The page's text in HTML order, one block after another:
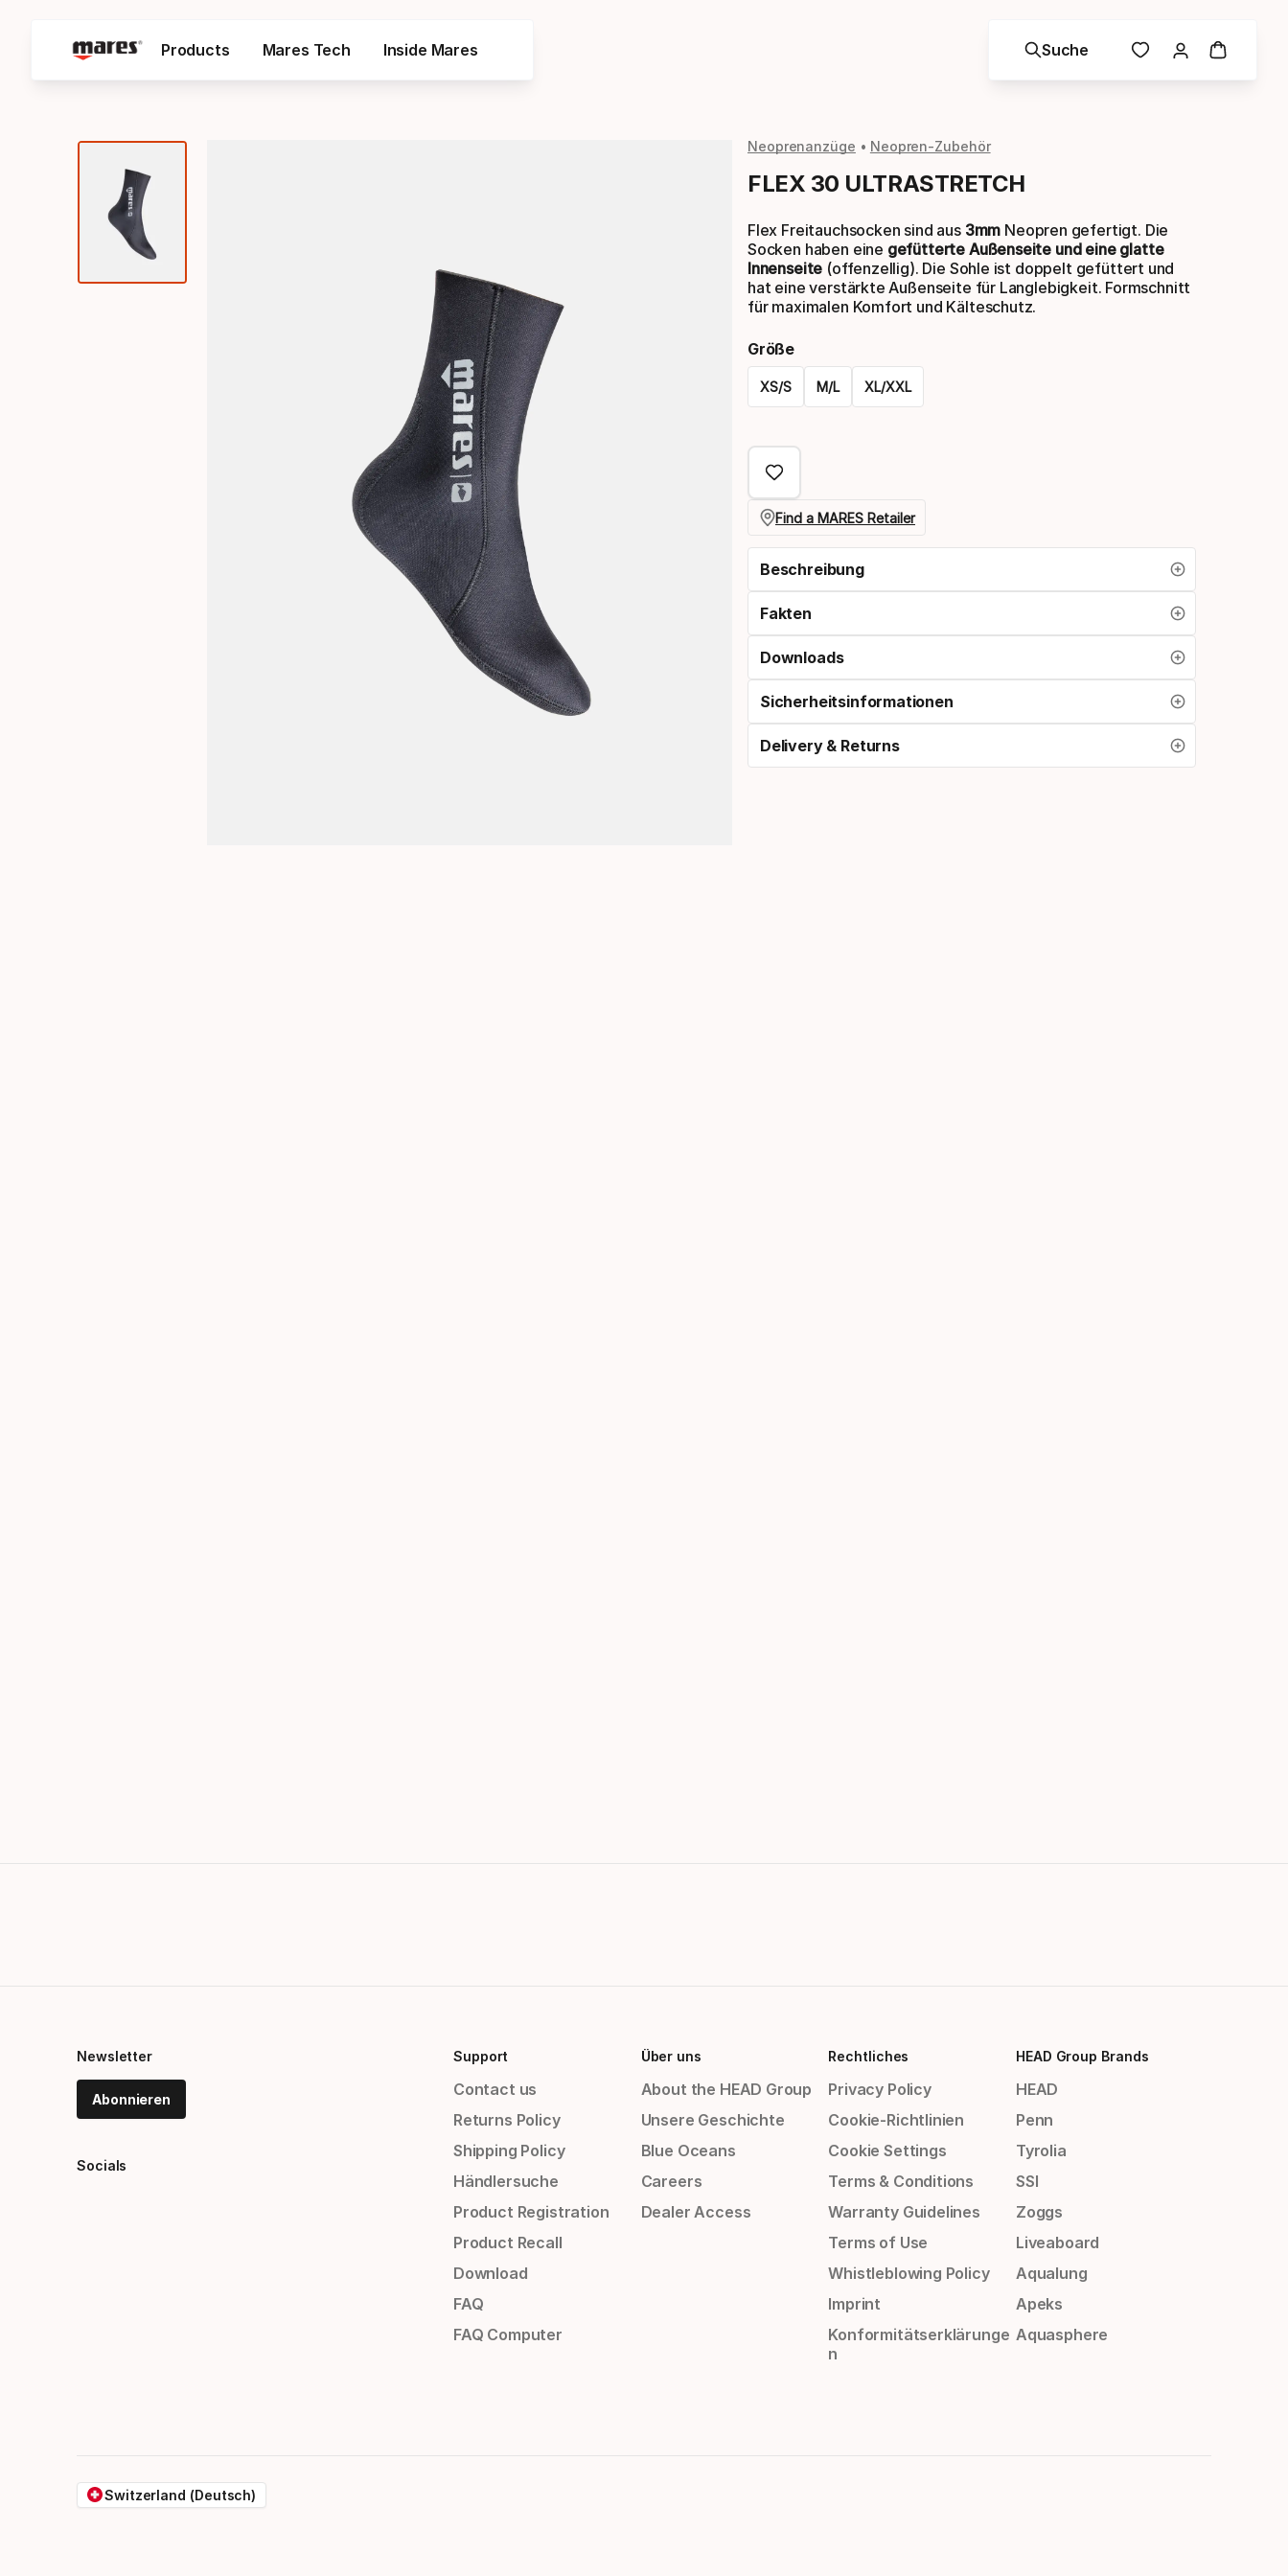
Products Mares Tech Inside Mares Suche
Neoprenanzüge Neopren-Zubehör
FLEX 30 ULTRASTRETCH
Flex Freitauchsocken sind aus 3mm Neopren gefertigt. Die
Socken haben eine gefütterte Außenseite und eine glatte
Innenseite (offenzellig). Die Sohle ist doppelt gefüttert und
hat eine verstärkte Außenseite für Langlebigkeit. Formschnitt
für maximalen Komfort und Kälteschutz.
Größe
XS/S M/L XL/XXL
select
option:
größe
Find a MARES Retailer
Beschreibung
Fakten
Downloads
Sicherheitsinformationen
Delivery & Returns
Newsletter
Abonnieren
Socials
Support
Contact us
Returns Policy
Shipping Policy
Händlersuche
Product Registration
Product Recall
Download
FAQ
FAQ Computer
Über uns
About the HEAD Group
Unsere Geschichte
Blue Oceans
Careers
Dealer Access
Rechtliches
Privacy Policy
Cookie-Richtlinien
Cookie Settings
Terms & Conditions
Warranty Guidelines
Terms of Use
Whistleblowing Policy
Imprint
Konformitätserklärunge
n
HEAD Group Brands
HEAD
Penn
Tyrolia
SSI
Zoggs
Liveaboard
Aqualung
Apeks
Aquasphere
Switzerland (Deutsch)